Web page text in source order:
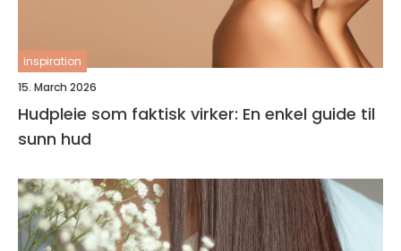
inspiration
15. March 2026
Hudpleie som faktisk virker: En enkel guide til
sunn hud